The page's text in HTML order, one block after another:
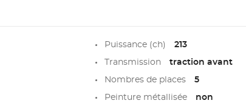
Puissance (ch) 213
Transmission traction avant
Nombres de places 5
Peinture métallisée non